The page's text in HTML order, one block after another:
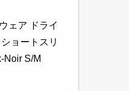
ェア ドライ
ョートスリ
Noir S/M